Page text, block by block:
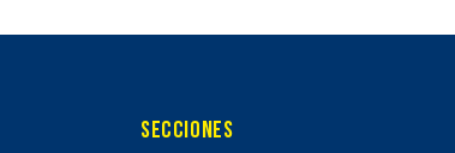
Secciones